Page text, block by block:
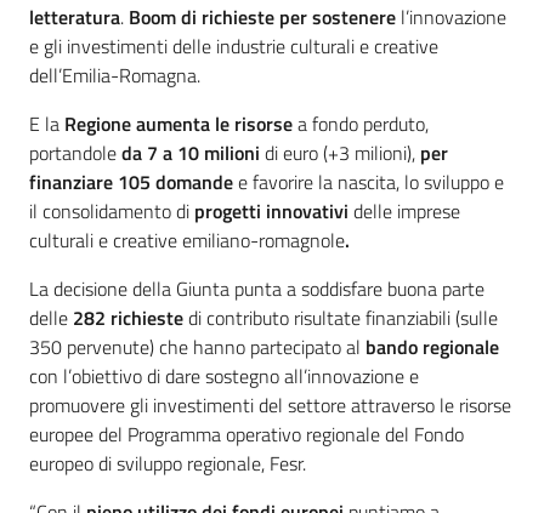
letteratura. Boom di richieste per sostenere l’innovazione
e gli investimenti delle industrie culturali e creative
dell’Emilia-Romagna.
E la Regione aumenta le risorsea fondo perduto,
portandoleda 7 a 10 milioni di euro (+3 milioni), per
finanziare 105 domandee favorire la nascita, lo sviluppo e
il consolidamento di progetti innovativi delle imprese
culturali e creative emiliano-romagnole.
La decisione della Giunta punta a soddisfare buona parte
delle 282 richiestedi contributo risultate finanziabili (sulle
350 pervenute) che hanno partecipato al bando regionale
con l’obiettivo di dare sostegno all’innovazione e
promuovere gli investimenti del settore attraverso le risorse
europee del Programma operativo regionale del Fondo
europeo di sviluppo regionale, Fesr.